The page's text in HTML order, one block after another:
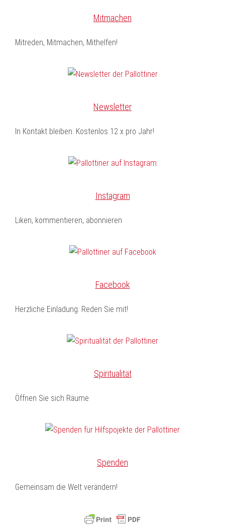
Mitmachen
Mitreden, Mitmachen, Mithelfen!
Newsletter
In Kontakt bleiben. Kostenlos 12 x pro Jahr!
Instagram
Liken, kommentieren, abonnieren
Facebook
Herzliche Einladung: Reden Sie mit!
Spiritualität
Öffnen Sie sich Räume
Spenden
Gemeinsam die Welt verändern!